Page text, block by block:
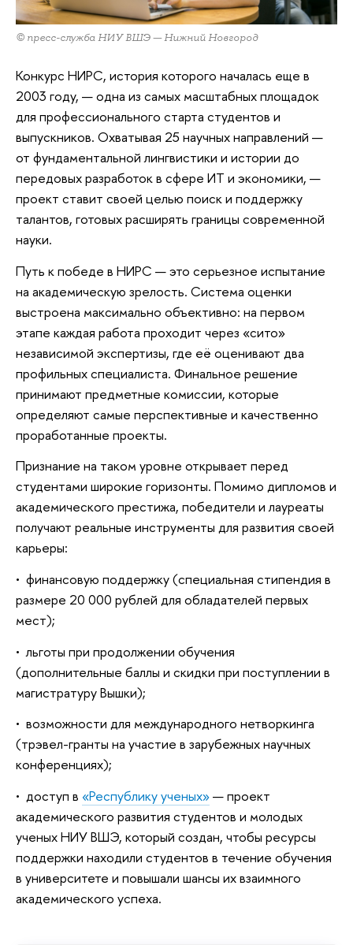
© пресс-служба НИУ ВШЭ — Нижний Новгород
Конкурс НИРС, история которого началась еще в
2003 году, — одна из самых масштабных площадок
для профессионального старта студентов и
выпускников. Охватывая 25 научных направлений —
от фундаментальной лингвистики и истории до
передовых разработок в сфере ИТ и экономики, —
проект ставит своей целью поиск и поддержку
талантов, готовых расширять границы современной
науки.
Путь к победе в НИРС — это серьезное испытание
на академическую зрелость. Система оценки
выстроена максимально объективно: на первом
этапе каждая работа проходит через «сито»
независимой экспертизы, где её оценивают два
профильных специалиста. Финальное решение
принимают предметные комиссии, которые
определяют самые перспективные и качественно
проработанные проекты.
Признание на таком уровне открывает перед
студентами широкие горизонты. Помимо дипломов и
академического престижа, победители и лауреаты
получают реальные инструменты для развития своей
карьеры:
• финансовую поддержку (специальная стипендия в
размере 20 000 рублей для обладателей первых
мест);
• льготы при продолжении обучения
(дополнительные баллы и скидки при поступлении в
магистратуру Вышки);
• возможности для международного нетворкинга
(трэвел-гранты на участие в зарубежных научных
конференциях);
• доступ в «Республику ученых»— проект
академического развития студентов и молодых
ученых НИУ ВШЭ, который создан, чтобы ресурсы
поддержки находили студентов в течение обучения
в университете и повышали шансы их взаимного
академического успеха.